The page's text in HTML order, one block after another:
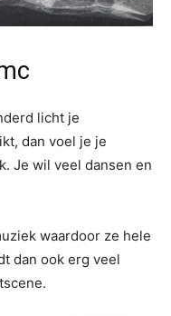
licht je
dan voel je je
Je wil veel dansen en
waardoor ze hele
dan ook erg veel